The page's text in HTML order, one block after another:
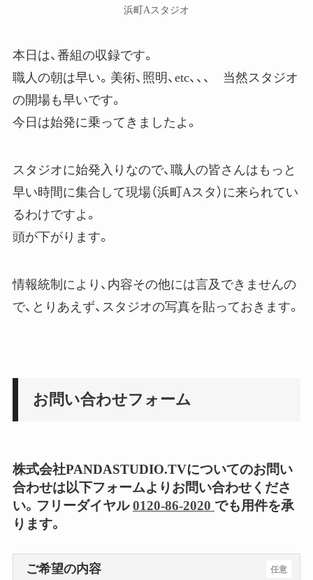
浜町Aスタジオ
本日は、番組の収録です。
職人の朝は早い。美術、照明、etc、、、 当然スタジオ
の開場も早いです。
今日は始発に乗ってきましたよ。
スタジオに始発入りなので、職人の皆さんはもっと
早い時間に集合して現場（浜町Aスタ）に来られてい
るわけですよ。
頭が下がります。
情報統制により、内容その他には言及できませんの
で、とりあえず、スタジオの写真を貼っておきます。
お問い合わせフォーム
株式会社PANDASTUDIO.TVについてのお問い
合わせは以下フォームよりお問い合わせくださ
い。フリーダイヤル0120-86-2020 でも用件を承
ります。
任意
ご希望の内容